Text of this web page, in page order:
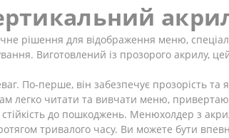
рішення для відображення меню,
Виготовлений із прозорого акрилу,
По-перше, він забезпечує прозорість та
легко читати та вивчати меню,
до пошкоджень. Менюхолдер з
тривалого часу. Ви можете бути